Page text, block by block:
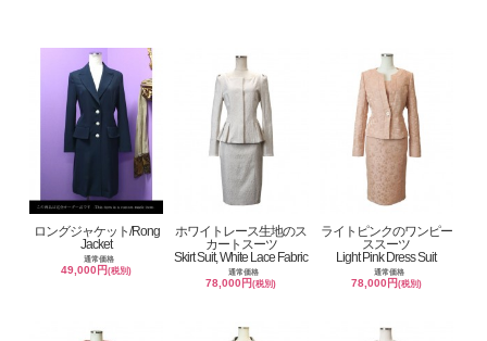
ロングジャケット/Rong
Jacket
通常価格
49,000円(税別)
ホワイトレース生地のス
カートスーツ
Skirt Suit, White Lace Fabric
通常価格
78,000円(税別)
ライトピンクのワンピー
ススーツ
Light Pink Dress Suit
通常価格
78,000円 (税別)